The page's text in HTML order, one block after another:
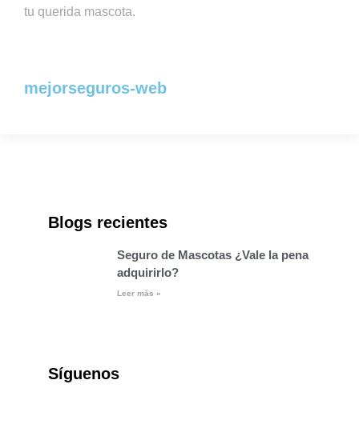
tu querida mascota.
mejorseguros-web
Blogs recientes
Seguro de Mascotas ¿Vale la pena
adquirirlo?
Leer más »
Síguenos